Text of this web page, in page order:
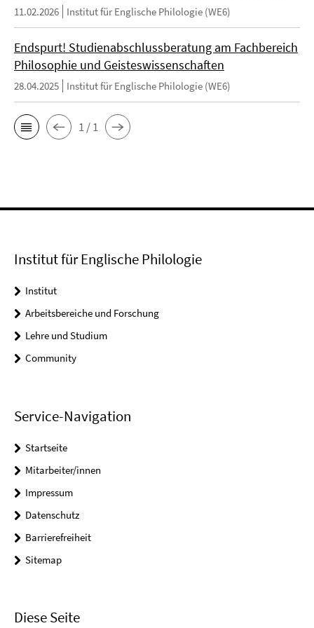
11.02.2026 Institut für Englische Philologie (WE6)
Endspurt! Studienabschlussberatung am Fachbereich
Philosophie und Geisteswissenschaften
28.04.2025 Institut für Englische Philologie (WE6)
1 / 1
Institut für Englische Philologie
Institut
Arbeitsbereiche und Forschung
Lehre und Studium
Community
Service-Navigation
Startseite
Mitarbeiter/innen
Impressum
Datenschutz
Barrierefreiheit
Sitemap
Diese Seite